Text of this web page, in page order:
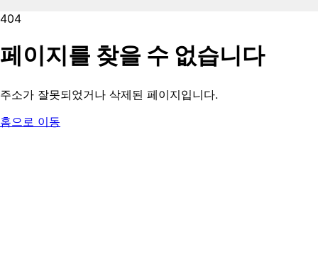
404
페이지를 찾을 수 없습니다
주소가 잘못되었거나 삭제된 페이지입니다.
홈으로 이동